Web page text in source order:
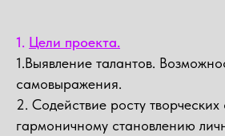
1. Цели проекта.
1.Выявление талантов.
самовыражения.
2. Содействие росту
гармоничному становлению